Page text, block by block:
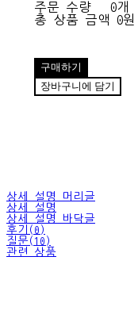
주문 수량
0개
총 상품 금액
0원
구매하기
장바구니에 담기
상세 설명 머리글
상세 설명
상세 설명 바닥글
후기(0)
질문(10)
관련 상품